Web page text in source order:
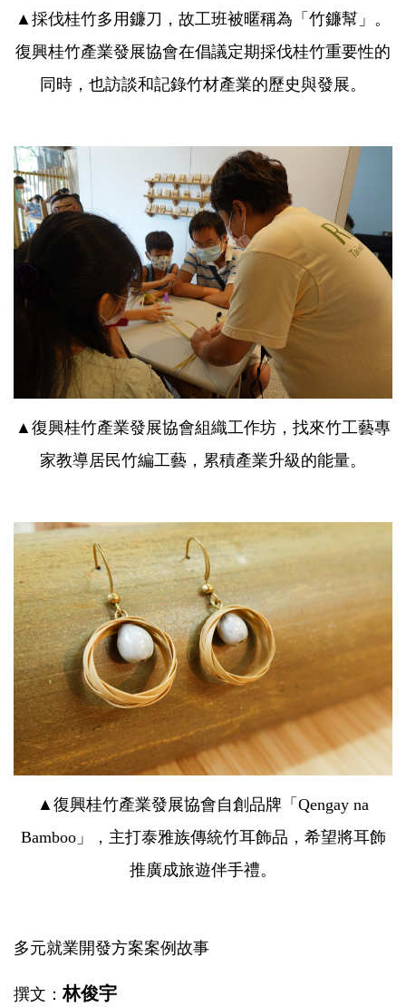
▲採伐桂竹多用鐮刀，故工班被暱稱為「竹鐮幫」。
復興桂竹產業發展協會在倡議定期採伐桂竹重要性的
同時，也訪談和記錄竹材產業的歷史與發展。
▲復興桂竹產業發展協會組織工作坊，找來竹工藝專
家教導居民竹編工藝，累積產業升級的能量。
▲復興桂竹產業發展協會自創品牌「Qengay na
Bamboo」，主打泰雅族傳統竹耳飾品，希望將耳飾
推廣成旅遊伴手禮。
多元就業開發方案案例故事
撰文：林俊宇